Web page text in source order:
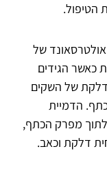
הטיפול.
של
כאשר הגידים
דלקת של השקים
הדמיית
לתוך מפרק הכתף,
דלקת וכאב.